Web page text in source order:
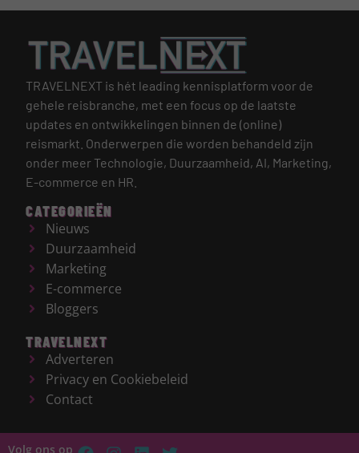
TRAVELNEXT is hét leading kennisplatform voor de
gehele reisbranche, met een focus op de laatste
updates en ontwikkelingen binnen de (online)
reismarkt. Onderwerpen die worden behandeld zijn
onder meer Technologie, Duurzaamheid, AI, Marketing,
E-commerce en HR.
CATEGORIEËN
Nieuws
Duurzaamheid
Marketing
E-commerce
Bloggers
TRAVELNEXT
Adverteren
Privacy en Cookiebeleid
Contact
Volg ons op